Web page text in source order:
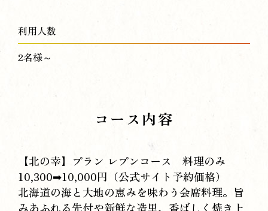
利用人数
2名様～
コース内容
【北の幸】プラン レプンコース 料理のみ
10,300➡10,000円（公式サイト予約価格）
北海道の海と大地の恵みを味わう会席料理。旨
みあふれる先付や新鮮な造里、香ばしく焼き上